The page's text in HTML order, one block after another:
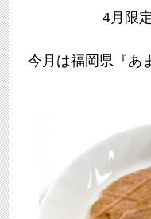
4月限
今月は福岡県『あ